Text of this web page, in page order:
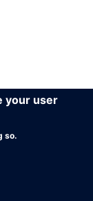
your user
so.